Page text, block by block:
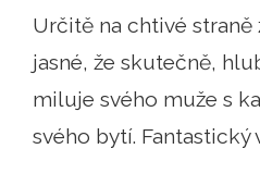
Určitě na chtivé straně
jasné, že skutečně,
miluje svého muže s
svého bytí. Fantastický